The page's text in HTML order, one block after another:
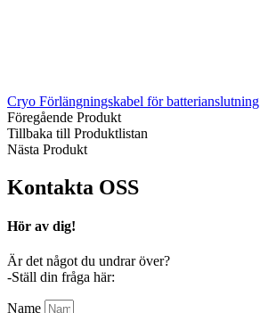
Cryo Förlängningskabel för batterianslutning
Föregående Produkt
Tillbaka till Produktlistan
Nästa Produkt
Kontakta OSS
Hör av dig!
Är det något du undrar över?
-Ställ din fråga här:
Name